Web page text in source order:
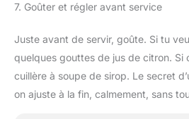
7. Goûter et régler avant service
Juste avant de servir, goûte. Si tu
quelques gouttes de jus de citron. Si
cuillère à soupe de sirop. Le secret
on ajuste à la fin, calmement, sans